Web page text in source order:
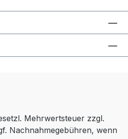
Mehrwertsteuer zzgl.
Nachnahmegebühren, wenn